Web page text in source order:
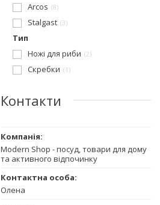
Arcos 8
Stalgast 3
Тип
Ножі для риби
2
Скребки 1
Контакти
Modern Shop - посуд, товари для дому
та активного відпочинку
Олена